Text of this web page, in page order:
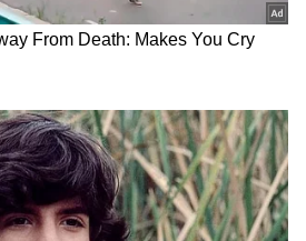
ಹಾಗು ಎಲ್ಲಾ ಅಪ್‌ಡೇಟ್